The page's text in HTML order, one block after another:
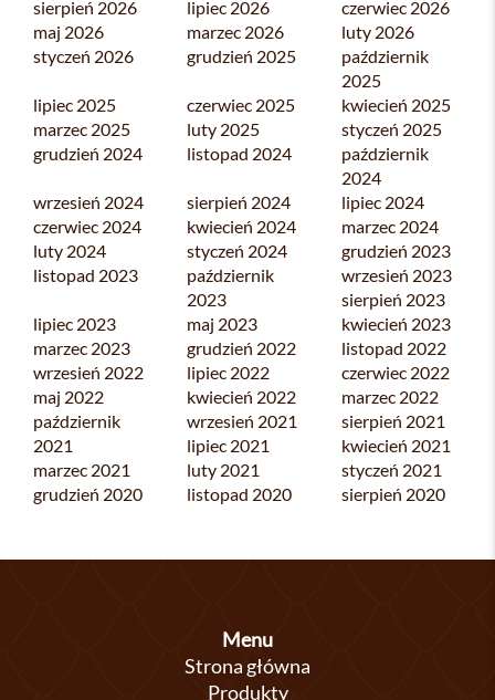
sierpień 2026 lipiec 2026
czerwiec 2026
maj 2026
marzec 2026
luty 2026
styczeń 2026
grudzień 2025
październik
2025
lipiec 2025
czerwiec 2025
kwiecień 2025
marzec 2025
luty 2025
styczeń 2025
grudzień 2024
listopad 2024
październik
2024
wrzesień 2024
sierpień 2024
lipiec 2024
czerwiec 2024
kwiecień 2024
marzec 2024
luty 2024
styczeń 2024
grudzień 2023
listopad 2023
październik
2023
wrzesień 2023
sierpień 2023
lipiec 2023
maj 2023
kwiecień 2023
marzec 2023
grudzień 2022
listopad 2022
wrzesień 2022
lipiec 2022
czerwiec 2022
maj 2022
kwiecień 2022
marzec 2022
październik
2021
wrzesień 2021
sierpień 2021
lipiec 2021
kwiecień 2021
marzec 2021
luty 2021
styczeń 2021
grudzień 2020
listopad 2020 sierpień 2020
Menu
Strona główna
Produkty